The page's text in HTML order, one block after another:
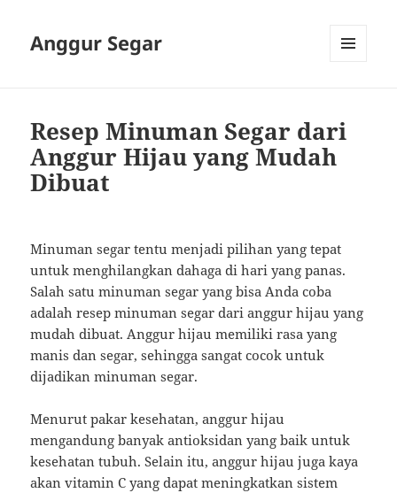
Anggur Segar
Resep Minuman Segar dari
Anggur Hijau yang Mudah
Dibuat
Minuman segar tentu menjadi pilihan yang tepat
untuk menghilangkan dahaga di hari yang panas.
Salah satu minuman segar yang bisa Anda coba
adalah resep minuman segar dari anggur hijau yang
mudah dibuat. Anggur hijau memiliki rasa yang
manis dan segar, sehingga sangat cocok untuk
dijadikan minuman segar.
Menurut pakar kesehatan, anggur hijau
mengandung banyak antioksidan yang baik untuk
kesehatan tubuh. Selain itu, anggur hijau juga kaya
akan vitamin C yang dapat meningkatkan sistem